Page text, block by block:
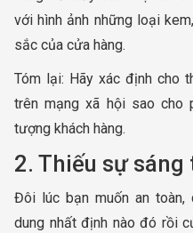
với hình ảnh những loại
sắc của cửa hàng.
Tóm lại: Hãy xác định cho
trên mạng xã hội sao cho
tượng khách hàng.
2. Thiếu sự
Đôi lúc bạn muốn an
dung nhất định nào đó rồi